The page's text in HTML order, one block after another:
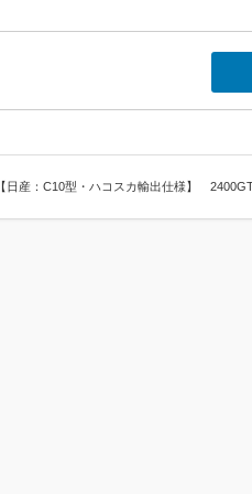
【日産：C10型・ハコスカ輸出仕様】